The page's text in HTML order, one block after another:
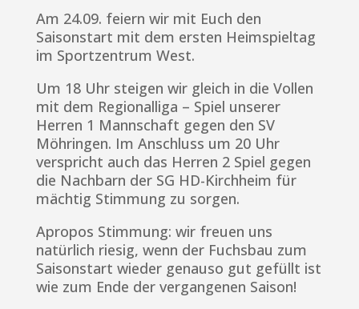
Am 24.09. feiern wir mit Euch den
Saisonstart mit dem ersten Heimspieltag
im Sportzentrum West.
Um 18 Uhr steigen wir gleich in die Vollen
mit dem Regionalliga – Spiel unserer
Herren 1 Mannschaft gegen den SV
Möhringen. Im Anschluss um 20 Uhr
verspricht auch das Herren 2 Spiel gegen
die Nachbarn der SG HD-Kirchheim für
mächtig Stimmung zu sorgen.
Apropos Stimmung: wir freuen uns
natürlich riesig, wenn der Fuchsbau zum
Saisonstart wieder genauso gut gefüllt ist
wie zum Ende der vergangenen Saison!